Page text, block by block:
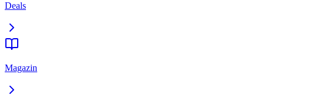
Deals
Magazin